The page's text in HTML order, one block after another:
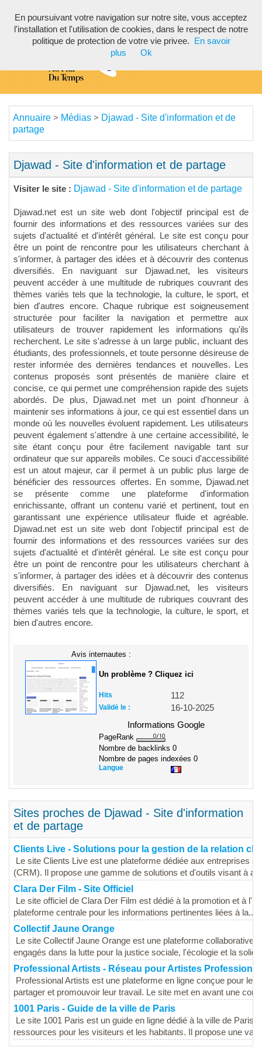
Annuaire > Médias > Djawad - Site d'information et de
partage
Djawad - Site d'information et de partage
Visiter le site : Djawad - Site d'information et de partage
Djawad.net est un site web dont l'objectif principal est de
fournir des informations et des ressources variées sur des
sujets d'actualité et d'intérêt général. Le site est conçu pour
être un point de rencontre pour les utilisateurs cherchant à
s'informer, à partager des idées et à découvrir des contenus
diversifiés. En naviguant sur Djawad.net, les visiteurs
peuvent accéder à une multitude de rubriques couvrant des
thèmes variés tels que la technologie, la culture, le sport, et
bien d'autres encore. Chaque rubrique est soigneusement
structurée pour faciliter la navigation et permettre aux
utilisateurs de trouver rapidement les informations qu'ils
recherchent. Le site s'adresse à un large public, incluant des
étudiants, des professionnels, et toute personne désireuse de
rester informée des dernières tendances et nouvelles. Les
contenus proposés sont présentés de manière claire et
concise, ce qui permet une compréhension rapide des sujets
abordés. De plus, Djawad.net met un point d'honneur à
maintenir ses informations à jour, ce qui est essentiel dans un
monde où les nouvelles évoluent rapidement. Les utilisateurs
peuvent également s'attendre à une certaine accessibilité, le
site étant conçu pour être facilement navigable tant sur
ordinateur que sur appareils mobiles. Ce souci d'accessibilité
est un atout majeur, car il permet à un public plus large de
bénéficier des ressources offertes. En somme, Djawad.net
se présente comme une plateforme d'information
enrichissante, offrant un contenu varié et pertinent, tout en
garantissant une expérience utilisateur fluide et agréable.
Djawad.net est un site web dont l'objectif principal est de
fournir des informations et des ressources variées sur des
sujets d'actualité et d'intérêt général. Le site est conçu pour
être un point de rencontre pour les utilisateurs cherchant à
s'informer, à partager des idées et à découvrir des contenus
diversifiés. En naviguant sur Djawad.net, les visiteurs
peuvent accéder à une multitude de rubriques couvrant des
thèmes variés tels que la technologie, la culture, le sport, et
bien d'autres encore.
Avis internautes :
Un problème ? Cliquez ici
Hits 112
Validé le :
16-10-2025
Informations Google
PageRank
Nombre de backlinks 0
Nombre de pages indexées 0
Langue
Sites proches de Djawad - Site d'information
et de partage
Clients Live - Solutions pour la gestion de la relation
Le site Clients Live est une plateforme dédiée aux entreprises
(CRM). Il propose une gamme de solutions et d'outils visant à
Clara Der Film - Site Officiel
Le site officiel de Clara Der Film est dédié à la promotion et à
plateforme centrale pour les informations pertinentes liées à la...
Collectif Jaune Orange
Le site Collectif Jaune Orange est une plateforme collaborative
engagés dans la lutte pour la justice sociale, l'écologie et la
Professional Artists - Réseau pour Artistes
Professional Artists est une plateforme en ligne conçue pour
partager et promouvoir leur travail. Le site met en avant une
1001 Paris - Guide de la ville de Paris
Le site 1001 Paris est un guide en ligne dédié à la ville de
ressources pour les visiteurs et les habitants. Il propose une
En poursuivant votre navigation sur notre site, vous acceptez
l'installation et l'utilisation de cookies, dans le respect de notre
politique de protection de votre vie privee.
En savoir
plus
Ok